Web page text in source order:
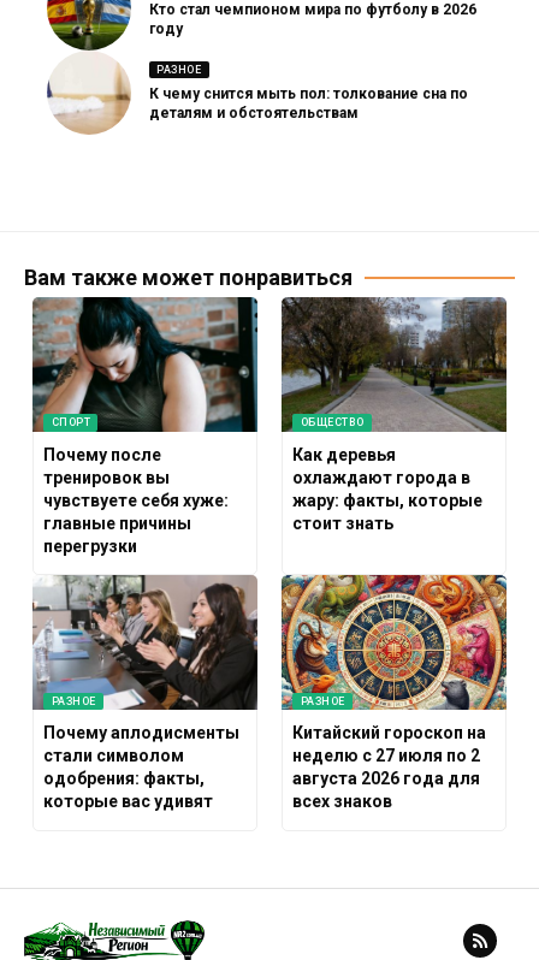
Кто стал чемпионом мира по футболу в 2026
году
РАЗНОЕ
К чему снится мыть пол: толкование сна по
деталям и обстоятельствам
Вам также может понравиться
СПОРТ
Почему после
тренировок вы
чувствуете себя хуже:
главные причины
перегрузки
ОБЩЕСТВО
Как деревья
охлаждают города в
жару: факты, которые
стоит знать
РАЗНОЕ
Почему аплодисменты
стали символом
одобрения: факты,
которые вас удивят
РАЗНОЕ
Китайский гороскоп на
неделю с 27 июля по 2
августа 2026 года для
всех знаков